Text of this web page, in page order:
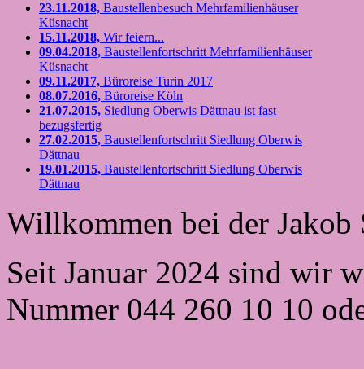
23.11.2018, Baustellenbesuch Mehrfamilienhäuser
Küsnacht
15.11.2018, Wir feiern...
09.04.2018, Baustellenfortschritt Mehrfamilienhäuser
Küsnacht
09.11.2017, Büroreise Turin 2017
08.07.2016, Büroreise Köln
21.07.2015, Siedlung Oberwis Dättnau ist fast
bezugsfertig
27.02.2015, Baustellenfortschritt Siedlung Oberwis
Dättnau
19.01.2015, Baustellenfortschritt Siedlung Oberwis
Dättnau
Willkommen bei der
Seit Januar 2024 sind wir
Nummer 044 260 10 10